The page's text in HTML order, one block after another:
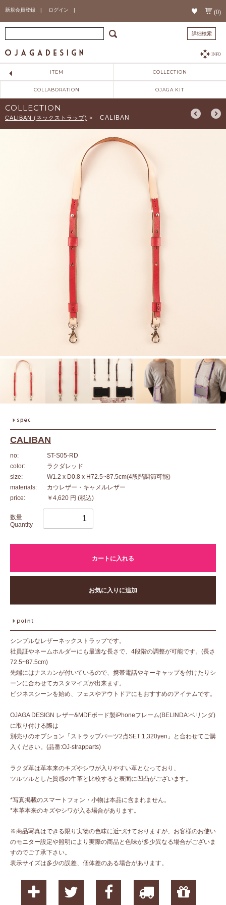
新規会員登録 | ログイン | (0)
詳細検索
INFO
ITEM COLLECTION
COLLABORATION OJAGA KIT
COLLECTION
CALIBAN (ネックストラップ) > CALIBAN
CALIBAN
no:
ST-S05-RD
color:
ラクダレッド
size:
W1.2 x D0.8 x H72.5~87.5cm(4段階調節可能)
materials:
カウレザー・キャメルレザー
price:
￥4,620 円 (税込)
数量
Quantity
カートに入れる
お気に入りに追加
シンプルなレザーネックストラップです。
社員証やネームホルダーにも最適な長さで、4段階の調整が可能です。(長さ
72.5~87.5cm)
先端にはナスカンが付いているので、携帯電話やキーキャップを付けたりシ
ーンに合わせてカスタマイズが出来ます。
ビジネスシーンを始め、フェスやアウトドアにもおすすめのアイテムです。
OJAGA DESIGN レザー&MDFボード製iPhoneフレーム(BELINDA:ベリンダ)
に取り付ける際は
別売りのオプション「ストラップパーツ2点SET 1,320yen」と合わせてご購
入ください。(品番:OJ-strapparts)
ラクダ革は革本来のキズやシワが入りやすい革となっており、
ツルツルとした質感の牛革と比較すると表面に凹凸がございます。
*写真掲載のスマートフォン・小物は本品に含まれません。
*本革本来のキズやシワが入る場合があります。
※商品写真はできる限り実物の色味に近づけておりますが、お客様のお使い
のモニター設定や照明により実際の商品と色味が多少異なる場合がございま
すのでご了承下さい。
表示サイズは多少の誤差、個体差のある場合があります。